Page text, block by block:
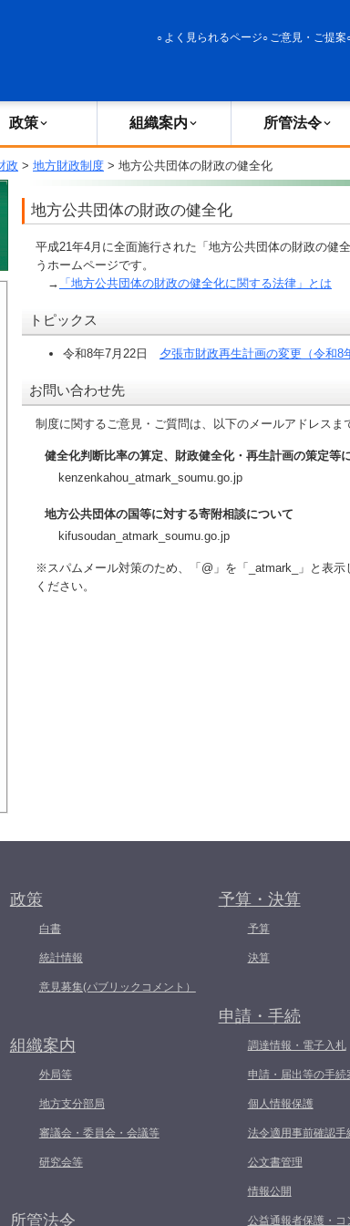
よく見られるページ ご意見・ご提案
政策 組織案内 所管法令
政 > 地方財政制度 > 地方公共団体の財政の健全化
地方公共団体の財政の健全化
平成21年4月に全面施行された「地方公共団体の財政の健
うホームページです。
→ 「地方公共団体の財政の健全化に関する法律」とは
トピックス
令和8年7月22日 夕張市財政再生計画の変更（令和8
お問い合わせ先
制度に関するご意見・ご質問は、以下のメールアドレスま
健全化判断比率の算定、財政健全化・再生計画の策定等
kenzenkahou_atmark_soumu.go.jp
地方公共団体の国等に対する寄附相談について
kifusoudan_atmark_soumu.go.jp
※スパムメール対策のため、「@」を「_atmark_」と表
ください。
政策
白書
統計情報
意見募集(パブリックコメント）
組織案内
外局等
地方支分部局
審議会・委員会・会議等
研究会等
所管法令
予算・決算
予算
決算
申請・手続
調達情報・電子入札
申請・届出等の手続
個人情報保護
法令適用事前確認手
公文書管理
情報公開
公益通報者保護・コ